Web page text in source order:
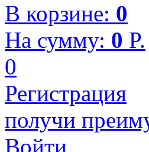
В корзине: 0
На сумму: 0 P.
0
Регистрация
получи
Войти